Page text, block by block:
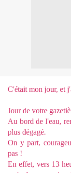
C'était mon jour, et
Jour de votre
Au bord de l'eau,
plus dégagé.
On y part,
pas !
En effet, vers 13